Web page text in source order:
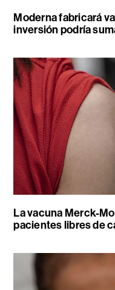
Moderna fabricará
inversión podría
La vacuna Merck-
pacientes libres de